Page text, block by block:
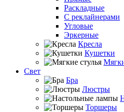
Раскладные
С реклайнерами
Угловые
Эркерные
Кресла
Кушетки
Свет
Бра
Люстры
Торшеры